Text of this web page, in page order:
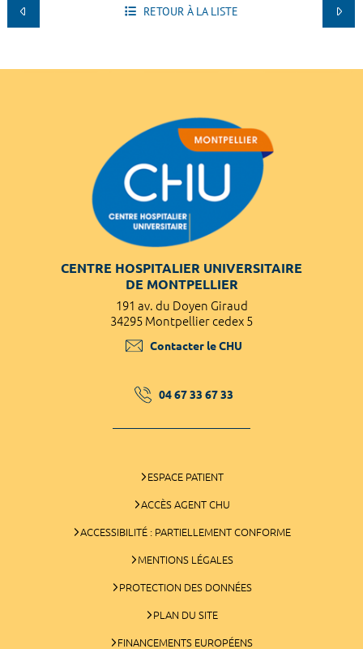
RETOUR À LA LISTE
CENTRE HOSPITALIER UNIVERSITAIRE
DE MONTPELLIER
191 av. du Doyen Giraud
34295 Montpellier cedex 5
Contacter le CHU
04 67 33 67 33
ESPACE PATIENT
ACCÈS AGENT CHU
ACCESSIBILITÉ : PARTIELLEMENT CONFORME
MENTIONS LÉGALES
PROTECTION DES DONNÉES
PLAN DU SITE
FINANCEMENTS EUROPÉENS